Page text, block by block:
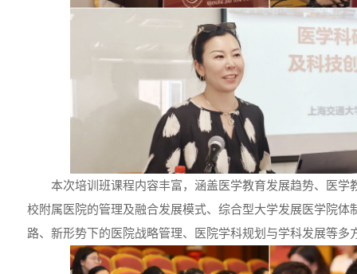
本次培训班课程内容丰富，涵盖医学教育发展趋势、医学
校附属医院的管理及融合发展模式、综合型大学发展医学院体
路、新形势下的医院战略管理、医院学科规划与学科发展等多